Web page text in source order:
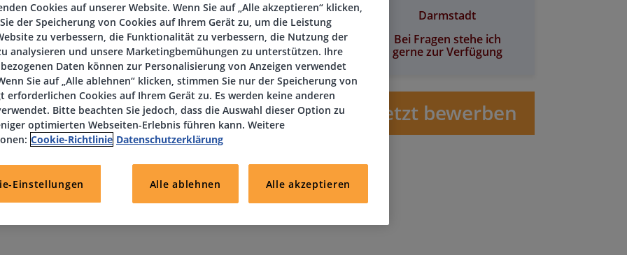
mit Sitz im Raum Darmstadt, suchen wir zum
Buchhaltung (m/w/d).
Sie zahlreiche Weiterentwicklungsmöglichkeiten und vieles
Sie uns noch heute Ihre Bewerbung und lassen Sie uns Ihre
Darmstadt
Bei Fragen stehe ich
gerne zur Verfügung
Jetzt bewerben
Cookies auf unserer Website. Wenn Sie auf „Alle akzeptieren“ klicken,
der Speicherung von Cookies auf Ihrem Gerät zu, um die Leistung
zu verbessern, die Funktionalität zu verbessern, die Nutzung der
analysieren und unsere Marketingbemühungen zu unterstützen. Ihre
Daten können zur Personalisierung von Anzeigen verwendet
Sie auf „Alle ablehnen“ klicken, stimmen Sie nur der Speicherung von
erforderlichen Cookies auf Ihrem Gerät zu. Es werden keine anderen
Bitte beachten Sie jedoch, dass die Auswahl dieser Option zu
optimierten Webseiten-Erlebnis führen kann. Weitere
Cookie-Richtlinie Datenschutzerklärung
Einstellungen Alle ablehnen Alle akzeptieren